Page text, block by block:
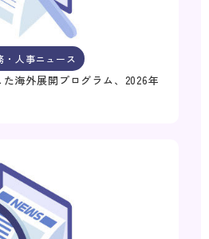
・人事ニュース
海外展開プログラム、2026年